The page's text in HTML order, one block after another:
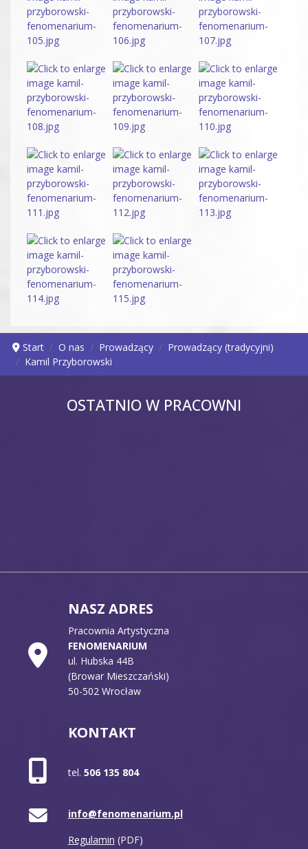
Start O nas Prowadzący
Prowadzący (tradycyjni)
Kamil Przyborowski
OSTATNIO W PRACOWNI
NASZ ADRES
Pracownia Artystyczna
FENOMENARIUM
ul. Hubska 44B
(Browar Mieszczański)
50-502 Wrocław
KONTAKT
tel. 506 135 804
info@fenomenarium.pl
Regulamin (PDF)